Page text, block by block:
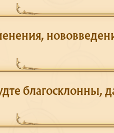
благосклонны,